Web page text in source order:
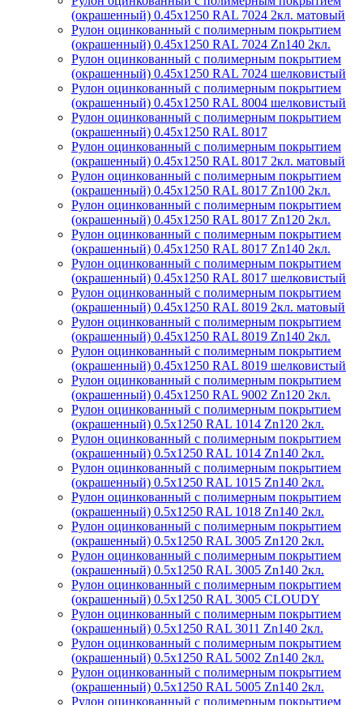
(окрашенный) 0.45x1250 RAL 7024 2кл. матовый
Рулон оцинкованный с полимерным покрытием
(окрашенный) 0.45x1250 RAL 7024 Zn140 2кл.
Рулон оцинкованный с полимерным покрытием
(окрашенный) 0.45x1250 RAL 7024 шелковистый
Рулон оцинкованный с полимерным покрытием
(окрашенный) 0.45x1250 RAL 8004 шелковистый
Рулон оцинкованный с полимерным покрытием
(окрашенный) 0.45x1250 RAL 8017
Рулон оцинкованный с полимерным покрытием
(окрашенный) 0.45x1250 RAL 8017 2кл. матовый
Рулон оцинкованный с полимерным покрытием
(окрашенный) 0.45x1250 RAL 8017 Zn100 2кл.
Рулон оцинкованный с полимерным покрытием
(окрашенный) 0.45x1250 RAL 8017 Zn120 2кл.
Рулон оцинкованный с полимерным покрытием
(окрашенный) 0.45x1250 RAL 8017 Zn140 2кл.
Рулон оцинкованный с полимерным покрытием
(окрашенный) 0.45x1250 RAL 8017 шелковистый
Рулон оцинкованный с полимерным покрытием
(окрашенный) 0.45x1250 RAL 8019 2кл. матовый
Рулон оцинкованный с полимерным покрытием
(окрашенный) 0.45x1250 RAL 8019 Zn140 2кл.
Рулон оцинкованный с полимерным покрытием
(окрашенный) 0.45x1250 RAL 8019 шелковистый
Рулон оцинкованный с полимерным покрытием
(окрашенный) 0.45x1250 RAL 9002 Zn120 2кл.
Рулон оцинкованный с полимерным покрытием
(окрашенный) 0.5x1250 RAL 1014 Zn120 2кл.
Рулон оцинкованный с полимерным покрытием
(окрашенный) 0.5x1250 RAL 1014 Zn140 2кл.
Рулон оцинкованный с полимерным покрытием
(окрашенный) 0.5x1250 RAL 1015 Zn140 2кл.
Рулон оцинкованный с полимерным покрытием
(окрашенный) 0.5x1250 RAL 1018 Zn140 2кл.
Рулон оцинкованный с полимерным покрытием
(окрашенный) 0.5x1250 RAL 3005 Zn120 2кл.
Рулон оцинкованный с полимерным покрытием
(окрашенный) 0.5x1250 RAL 3005 Zn140 2кл.
Рулон оцинкованный с полимерным покрытием
(окрашенный) 0.5x1250 RAL 3005 CLOUDY
Рулон оцинкованный с полимерным покрытием
(окрашенный) 0.5x1250 RAL 3011 Zn140 2кл.
Рулон оцинкованный с полимерным покрытием
(окрашенный) 0.5x1250 RAL 5002 Zn140 2кл.
Рулон оцинкованный с полимерным покрытием
(окрашенный) 0.5x1250 RAL 5005 Zn140 2кл.
Рулон оцинкованный с полимерным покрытием